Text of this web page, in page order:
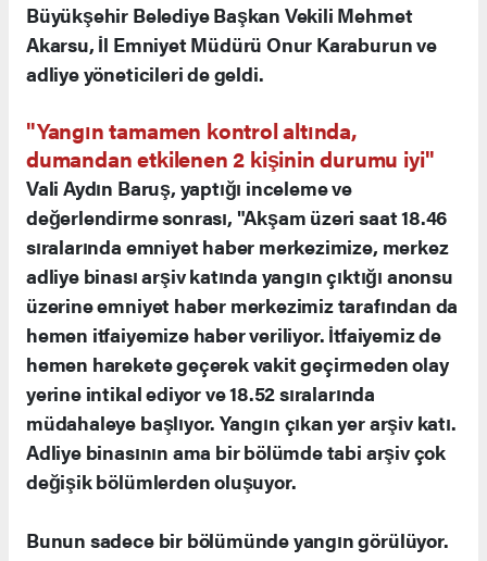
Büyükşehir Belediye Başkan Vekili Mehmet
Akarsu, İl Emniyet Müdürü Onur Karaburun ve
adliye yöneticileri de geldi.
"Yangın tamamen kontrol altında,
dumandan etkilenen 2 kişinin durumu iyi"
Vali Aydın Baruş, yaptığı inceleme ve
değerlendirme sonrası, "Akşam üzeri saat 18.46
sıralarında emniyet haber merkezimize, merkez
adliye binası arşiv katında yangın çıktığı anonsu
üzerine emniyet haber merkezimiz tarafından da
hemen itfaiyemize haber veriliyor. İtfaiyemiz de
hemen harekete geçerek vakit geçirmeden olay
yerine intikal ediyor ve 18.52 sıralarında
müdahaleye başlıyor. Yangın çıkan yer arşiv katı.
Adliye binasının ama bir bölümde tabi arşiv çok
değişik bölümlerden oluşuyor.
Bunun sadece bir bölümünde yangın görülüyor.